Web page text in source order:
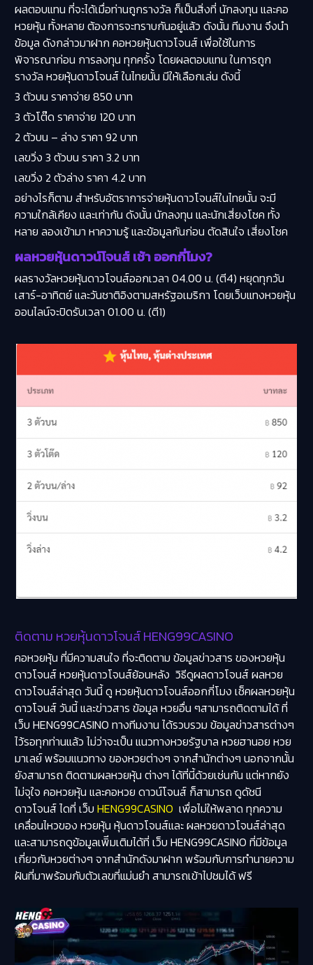
ผลตอบแทน ที่จะได้เมื่อท่านถูกรางวัล ก็เป็นสิ่งที่ นักลงทุน และคอ
หวยหุ้น ทั้งหลาย ต้องการจะทราบกันอยู่แล้ว ดังนั้น ทีมงาน จึงนำ
ข้อมูล ดังกล่าวมาฝาก คอหวยหุ้นดาวโจนส์ เพื่อใช้ในการ
พิจารณาก่อน การลงทุน ทุกครั้ง โดยผลตอบแทน ในการถูก
รางวัล หวยหุ้นดาวโจนส์ ในไทยนั้น มีให้เลือกเล่น ดังนี้
3 ตัวบน ราคาจ่าย 850 บาท
3 ตัวโต๊ด ราคาจ่าย 120 บาท
2 ตัวบน – ล่าง ราคา 92 บาท
เลขวิ่ง 3 ตัวบน ราคา 3.2 บาท
เลขวิ่ง 2 ตัวล่าง ราคา 4.2 บาท
อย่างไรก็ตาม สำหรับอัตราการจ่ายหุ้นดาวโจนส์ในไทยนั้น จะมี
ความใกล้เคียง และเท่ากัน ดังนั้น นักลงทุน และนักเสี่ยงโชค ทั้ง
หลาย ลองเข้ามา หาความรู้ และข้อมูลกันก่อน ตัดสินใจ เสี่ยงโชค
ผลหวยหุ้นดาวน์โจนส์ เช้า ออกกี่โมง?
ผลรางวัลหวยหุ้นดาวโจนส์ออกเวลา 04.00 น. (ตี4) หยุดทุกวัน
เสาร์-อาทิตย์ และวันชาติอิงตามสหรัฐอเมริกา โดยเว็บแทงหวยหุ้น
ออนไลน์จะปิดรับเวลา 01.00 น. (ตี1)
ติดตาม หวยหุ้นดาวโจนส์ HENG99CASINO
คอหวยหุ้น ที่มีความสนใจ ที่จะติดตาม ข้อมูลข่าวสาร ของหวยหุ้น
ดาวโจนส์ หวยหุ้นดาวโจนส์ย้อนหลัง วิธีดูผลดาวโจนส์ ผลหวย
ดาวโจนส์ล่าสุด วันนี้ ดู หวยหุ้นดาวโจนส์ออกกี่โมง เช็คผลหวยหุ้น
ดาวโจนส์ วันนี้ และข่าวสาร ข้อมูล หวยอื่น ๆสามารถติดตามได้ ที่
เว็บ HENG99CASINO ทางทีมงาน ได้รวบรวม ข้อมูลข่าวสารต่างๆ
ไว้รอทุกท่านแล้ว ไม่ว่าจะเป็น แนวทางหวยรัฐบาล หวยฮานอย หวย
มาเลย์ พร้อมแนวทาง ของหวยต่างๆ จากสำนักต่างๆ นอกจากนั้น
ยังสามารถ ติดตามผลหวยหุ้น ต่างๆ ได้ที่นี้ด้วยเช่นกัน แต่หากยัง
ไม่จุใจ คอหวยหุ้น และคอหวย ดาวน์โจนส์ ก็สามารถ ดูดัชนี
ดาวโจนส์ ไดที่ เว็บ HENG99CASINO เพื่อไม่ให้พลาด ทุกความ
เคลื่อนไหวของ หวยหุ้น หุ้นดาวโจนส์และ ผลหวยดาวโจนส์ล่าสุด
และสามารถดูข้อมูลเพิีมเติมได้ที่ เว็บ HENG99CASINO ที่มีข้อมูล
เกี่ยวกับหวยต่างๆ จากสำนักดังมาฝาก พร้อมกับการทำนายความ
ฝันที่มาพร้อมกับตัวเลขที่แม่นยำ สามารถเข้าไปชมได้ ฟรี